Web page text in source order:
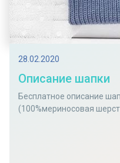
28.02.2020
Описание шапки
Бесплатное описание
(100%мериносовая